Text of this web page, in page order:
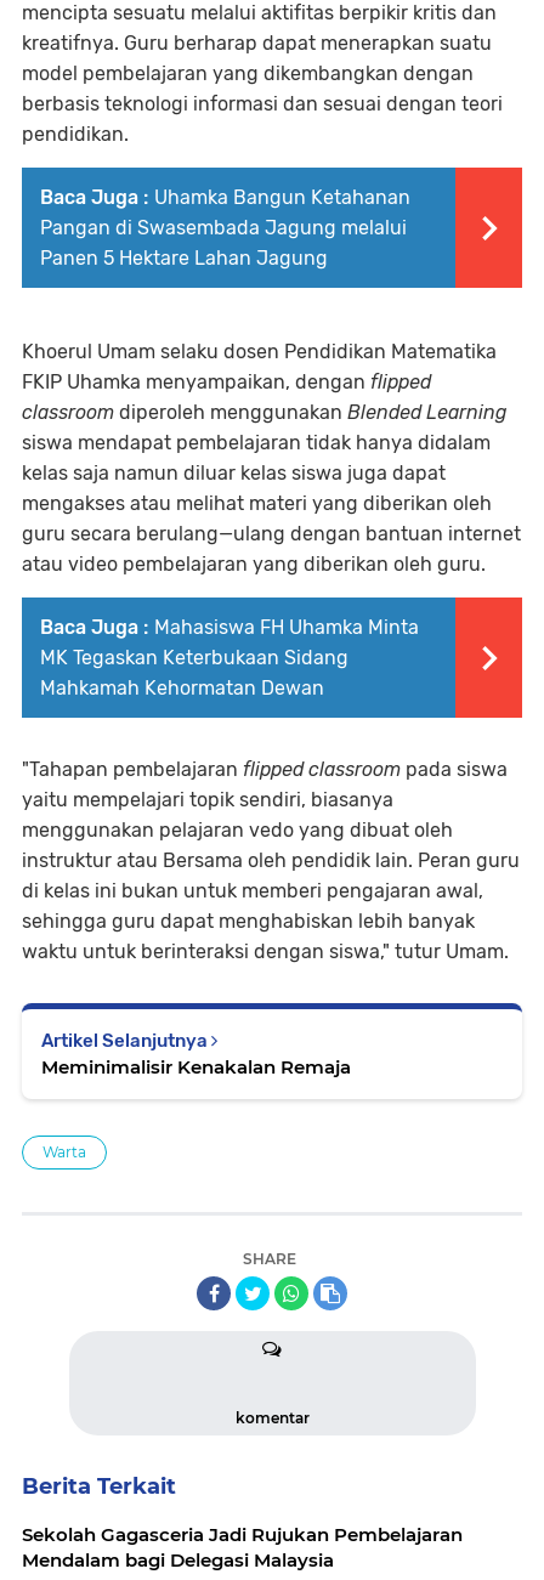
mencipta sesuatu melalui aktifitas berpikir kritis dan
kreatifnya. Guru berharap dapat menerapkan suatu
model pembelajaran yang dikembangkan dengan
berbasis teknologi informasi dan sesuai dengan teori
pendidikan.
Baca Juga : Uhamka Bangun Ketahanan
Pangan di Swasembada Jagung melalui
Panen 5 Hektare Lahan Jagung
Khoerul Umam selaku dosen Pendidikan Matematika
FKIP Uhamka menyampaikan, dengan flipped
classroom diperoleh menggunakan Blended Learning
siswa mendapat pembelajaran tidak hanya didalam
kelas saja namun diluar kelas siswa juga dapat
mengakses atau melihat materi yang diberikan oleh
guru secara berulang—ulang dengan bantuan internet
atau video pembelajaran yang diberikan oleh guru.
Baca Juga : Mahasiswa FH Uhamka Minta
MK Tegaskan Keterbukaan Sidang
Mahkamah Kehormatan Dewan
"Tahapan pembelajaran flipped classroom pada siswa
yaitu mempelajari topik sendiri, biasanya
menggunakan pelajaran vedo yang dibuat oleh
instruktur atau Bersama oleh pendidik lain. Peran guru
di kelas ini bukan untuk memberi pengajaran awal,
sehingga guru dapat menghabiskan lebih banyak
waktu untuk berinteraksi dengan siswa," tutur Umam.
Artikel Selanjutnya
Meminimalisir Kenakalan Remaja
Warta
SHARE
komentar
Berita Terkait
Sekolah Gagasceria Jadi Rujukan Pembelajaran
Mendalam bagi Delegasi Malaysia